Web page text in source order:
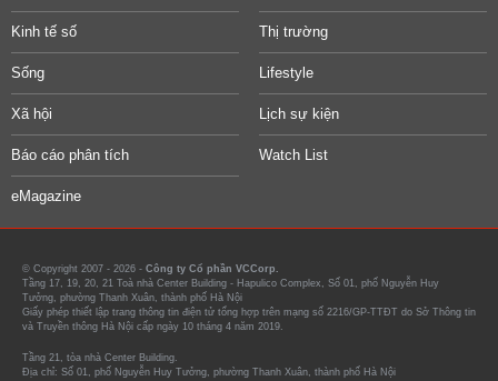
Kinh tế số Thị trường
Sống Lifestyle
Xã hội Lịch sự kiện
Báo cáo phân tích Watch List
eMagazine
© Copyright 2007 - 2026 - Công ty Cổ phần VCCorp.
Tầng 17, 19, 20, 21 Toà nhà Center Building - Hapulico Complex, Số 01, phố Nguyễn Huy
Tưởng, phường Thanh Xuân, thành phố Hà Nội
Giấy phép thiết lập trang thông tin điện tử tổng hợp trên mạng số 2216/GP-TTĐT do Sở Thông tin
và Truyền thông Hà Nội cấp ngày 10 tháng 4 năm 2019.
Tầng 21, tòa nhà Center Building.
Địa chỉ: Số 01, phố Nguyễn Huy Tưởng, phường Thanh Xuân, thành phố Hà Nội